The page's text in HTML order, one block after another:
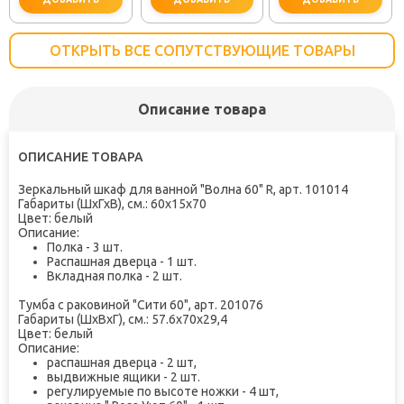
важно для установки
ОТКРЫТЬ ВСЕ СОПУТСТВУЮЩИЕ ТОВАРЫ
Описание товара
ОПИСАНИЕ ТОВАРА
Зеркальный шкаф для ванной "Волна 60" R, арт. 101014
Габариты (ШхГхВ), см.: 60x15x70
Цвет: белый
Описание:
Полка - 3 шт.
Распашная дверца - 1 шт.
Вкладная полка - 2 шт.
Тумба с раковиной "Сити 60", арт. 201076
Габариты (ШхВхГ), см.: 57.6x70x29,4
Цвет: белый
Описание:
распашная дверца - 2 шт,
выдвижные ящики - 2 шт.
регулируемые по высоте ножки - 4 шт,